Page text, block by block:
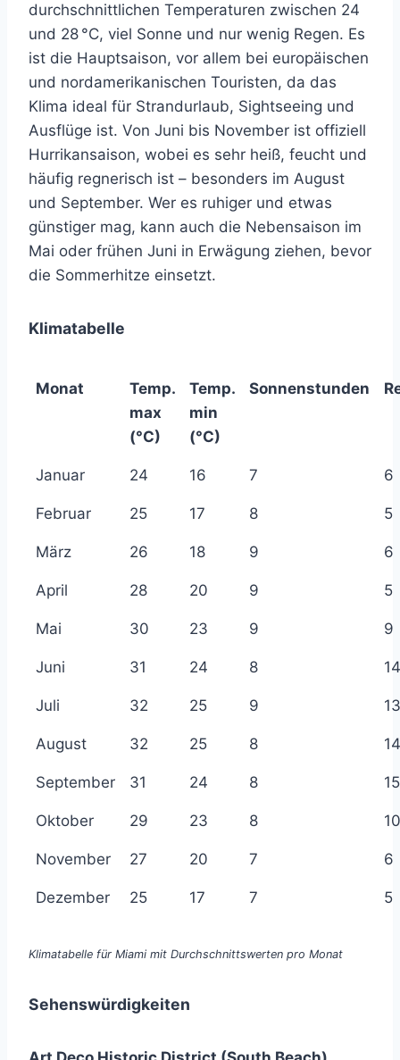
durchschnittlichen Temperaturen zwischen 24
und 28 °C, viel Sonne und nur wenig Regen. Es
ist die Hauptsaison, vor allem bei europäischen
und nordamerikanischen Touristen, da das
Klima ideal für Strandurlaub, Sightseeing und
Ausflüge ist. Von Juni bis November ist offiziell
Hurrikansaison, wobei es sehr heiß, feucht und
häufig regnerisch ist – besonders im August
und September. Wer es ruhiger und etwas
günstiger mag, kann auch die Nebensaison im
Mai oder frühen Juni in Erwägung ziehen, bevor
die Sommerhitze einsetzt.
Klimatabelle
Monat
Temp.
max
(°C)
Temp.
min
(°C)
Sonnenstunden
Januar 24 16 7 6
Februar 25 17 8 5
März 26 18 9 6
April 28 20 9 5
Mai 30 23 9 9
Juni 31 24 8 14
Juli 32 25 9 13
August 32 25 8 14
September 31 24 8 15
Oktober 29 23 8 10
November 27 20 7 6
Dezember 25 17 7 5
Klimatabelle für Miami mit Durchschnittswerten pro Monat
Sehenswürdigkeiten